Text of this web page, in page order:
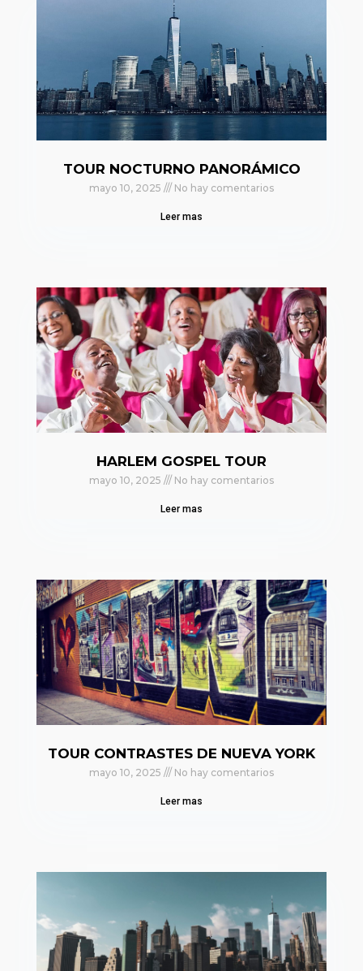
TOUR NOCTURNO PANORÁMICO
mayo 10, 2025 No hay comentarios
Leer mas
HARLEM GOSPEL TOUR
mayo 10, 2025 No hay comentarios
Leer mas
TOUR CONTRASTES DE NUEVA YORK
mayo 10, 2025 No hay comentarios
Leer mas